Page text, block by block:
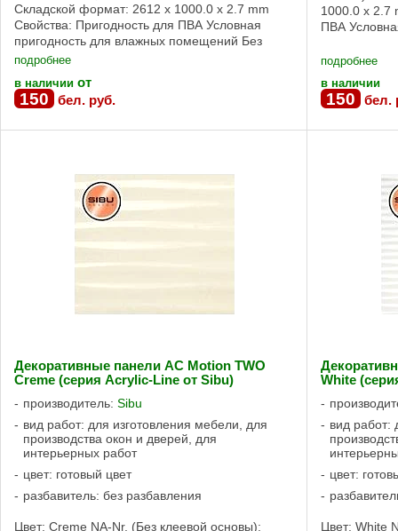
Складской формат: 2612 x 1000.0 x 2.7 mm
Свойства: Пригодность для ПВА Условная
пригодность для влажных помещений Без
клеевой основы, Сильная клеевая основа ...
подробнее
в наличии от
150 бел. руб.
1000.0 x 2.7
ПВА
клеевая ...
подробнее
в наличии
150 бел.
Декоративные панели AC Motion TWO
Creme (серия Acrylic-Line от Sibu)
производитель: Sibu
вид работ: для изготовления мебели, для
производства окон и дверей, для
интерьерных работ
цвет: готовый цвет
разбавитель: без разбавления
Цвет: Creme NA-Nr. (Без клеевой основы):
White
вид работ:
цвет:
Цвет: White